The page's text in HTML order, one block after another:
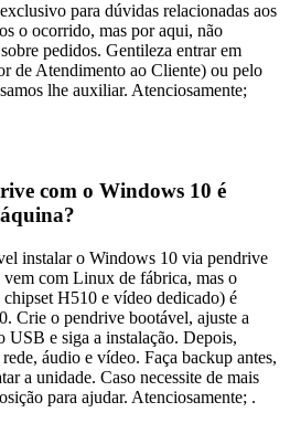
para dúvidas relacionadas aos
o ocorrido, mas por aqui, não
pedidos. Gentileza entrar em
de Atendimento ao Cliente) ou pelo
lhe auxiliar. Atenciosamente;
com o Windows 10 é
instalar o Windows 10 via pendrive
com Linux de fábrica, mas o
H510 e vídeo dedicado) é
Crie o pendrive bootável, ajuste a
e siga a instalação. Depois,
áudio e vídeo. Faça backup antes,
a unidade. Caso necessite de mais
para ajudar. Atenciosamente; .